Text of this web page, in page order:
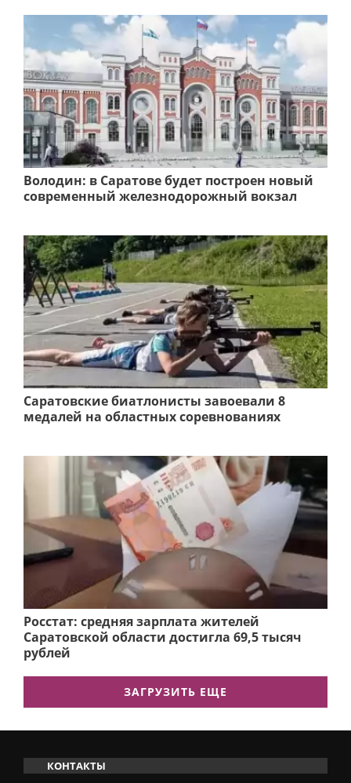
Володин: в Саратове будет построен новый
современный железнодорожный вокзал
Саратовские биатлонисты завоевали 8
медалей на областных соревнованиях
Росстат: средняя зарплата жителей
Саратовской области достигла 69,5 тысяч
рублей
ЗАГРУЗИТЬ ЕЩЕ
КОНТАКТЫ